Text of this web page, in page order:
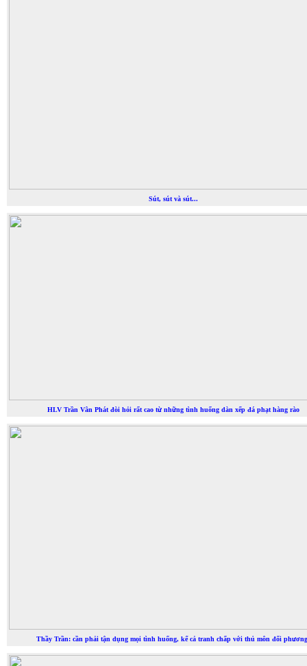
Sút, sút và sút...
HLV Trần Vân Phát đòi hỏi rất cao từ những tình huống dàn xếp đá phạt hàng rào
Thầy Trần: cần phải tận dụng mọi tình huống, kể cả tranh chấp với thủ môn đối